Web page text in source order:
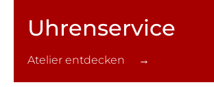
Uhren­service
Atelier entdecken →